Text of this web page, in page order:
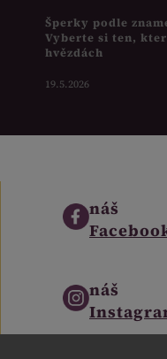
Šperky podle
Vyberte si ten,
hvězdách
19.5.2026
náš
náš